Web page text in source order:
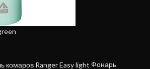
Фонарь